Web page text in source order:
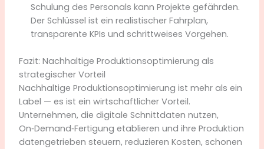
Schulung des Personals kann Projekte gefährden.
Der Schlüssel ist ein realistischer Fahrplan,
transparente KPIs und schrittweises Vorgehen.
Fazit: Nachhaltige Produktionsoptimierung als
strategischer Vorteil
Nachhaltige Produktionsoptimierung ist mehr als ein
Label — es ist ein wirtschaftlicher Vorteil.
Unternehmen, die digitale Schnittdaten nutzen,
On‑Demand‑Fertigung etablieren und ihre Produktion
datengetrieben steuern, reduzieren Kosten, schonen